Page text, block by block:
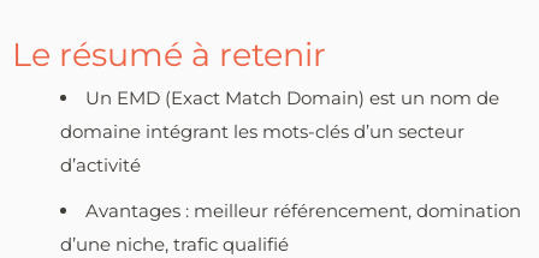
Le résumé à retenir
Un EMD (Exact Match Domain) est un nom de
domaine intégrant les mots-clés d’un secteur
d’activité
Avantages : meilleur référencement, domination
d’une niche, trafic qualifié